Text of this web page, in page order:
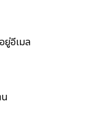
ยู่อีเมล